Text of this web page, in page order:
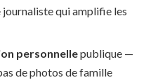
qui amplifie les
personnellepublique —
de photos de famille